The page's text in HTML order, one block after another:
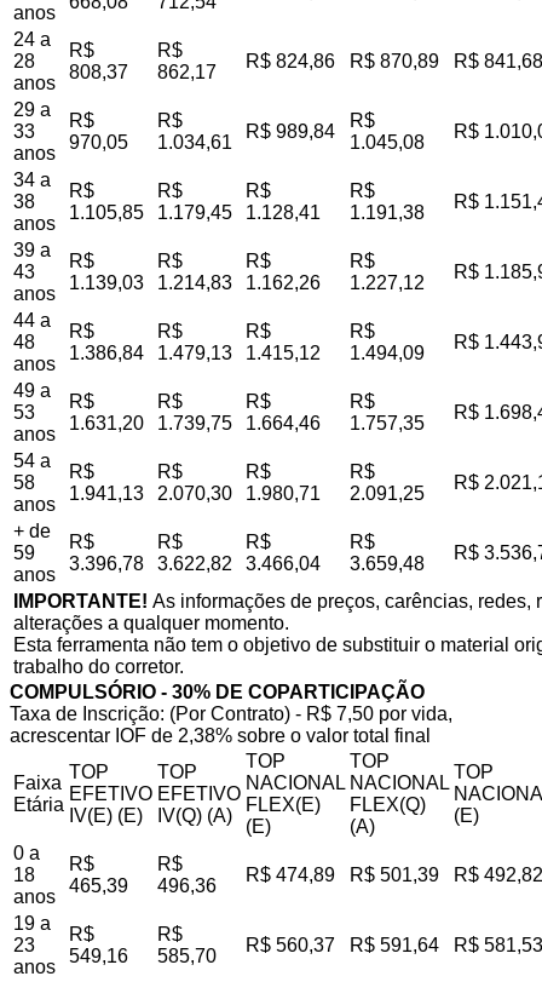
anos
24 a
28
anos
R$
808,37
R$
862,17
R$ 824,86 R$ 870,89 R$ 841,68
29 a
33
anos
R$
970,05
R$
1.034,61
R$ 989,84
R$
1.045,08
R$
34 a
38
anos
R$
1.105,85
R$
1.179,45
R$
1.128,41
R$
1.191,38
R$
39 a
43
anos
R$
1.139,03
R$
1.214,83
R$
1.162,26
R$
1.227,12
R$
44 a
48
anos
R$
1.386,84
R$
1.479,13
R$
1.415,12
R$
1.494,09
R$
49 a
53
anos
R$
1.631,20
R$
1.739,75
R$
1.664,46
R$
1.757,35
R$
54 a
58
anos
R$
1.941,13
R$
2.070,30
R$
1.980,71
R$
2.091,25
R$
+ de
59
anos
R$
3.396,78
R$
3.622,82
R$
3.466,04
R$
3.659,48
R$
IMPORTANTE! As informações de preços, carências,
alterações a qualquer momento.
Esta ferramenta não tem o objetivo de substituir o material
trabalho do corretor.
COMPULSÓRIO - 30% DE COPARTICIPAÇÃO
Taxa de Inscrição: (Por Contrato) - R$ 7,50 por vida,
acrescentar IOF de 2,38% sobre o valor total final
Faixa
Etária
TOP
EFETIVO
IV(E) (E)
TOP
EFETIVO
IV(Q) (A)
TOP
NACIONAL
FLEX(E)
(E)
TOP
NACIONAL
FLEX(Q)
(A)
TOP
(E)
0 a
18
anos
R$
465,39
R$
496,36
R$ 474,89 R$ 501,39 R$ 492,82
19 a
23
anos
R$
549,16
R$
585,70
R$ 560,37 R$ 591,64 R$ 581,53